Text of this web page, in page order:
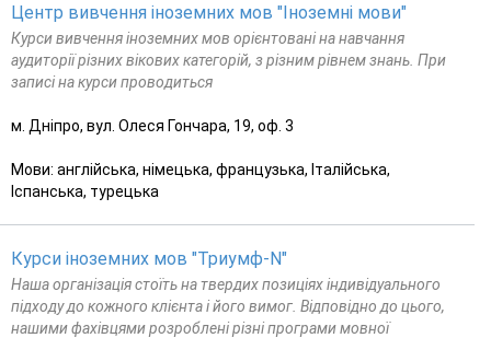
Центр вивчення іноземних мов "Іноземні мови"
Курси вивчення іноземних мов орієнтовані на навчання
аудиторії різних вікових категорій, з різним рівнем знань. При
записі на курси проводиться
м. Дніпро, вул. Олеся Гончара, 19, оф. 3
Мови: англійська, німецька, французька, Італійська,
Іспанська, турецька
Курси іноземних мов "Триумф-N"
Наша організація стоїть на твердих позиціях індивідуального
підходу до кожного клієнта і його вимог. Відповідно до цього,
нашими фахівцями розроблені різні програми мовної